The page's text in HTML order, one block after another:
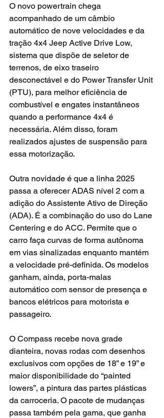
O novo powertrain chega
acompanhado de um câmbio
automático de nove velocidades e da
tração 4x4 Jeep Active Drive Low,
sistema que dispõe de seletor de
terrenos, de eixo traseiro
desconectável e do Power Transfer Unit
(PTU), para melhor eficiência de
combustível e engates instantâneos
quando a performance 4x4 é
necessária. Além disso, foram
realizados ajustes de suspensão para
essa motorização.
Outra novidade é que a linha 2025
passa a oferecer ADAS nível 2 com a
adição do Assistente Ativo de Direção
(ADA). É a combinação do uso do Lane
Centering e do ACC. Permite que o
carro faça curvas de forma autônoma
em vias sinalizadas enquanto mantém
a velocidade pré-definida. Os modelos
ganham, ainda, porta-malas
automático com sensor de presença e
bancos elétricos para motorista e
passageiro.
O Compass recebe nova grade
dianteira, novas rodas com desenhos
exclusivos com opções de 18” e 19” e
maior disponibilidade do “painted
lowers”, a pintura das partes plásticas
da carroceria. O pacote de mudanças
passa também pela gama, que ganha